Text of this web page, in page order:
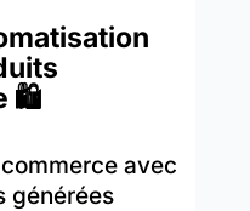
🛍️
avec
générées